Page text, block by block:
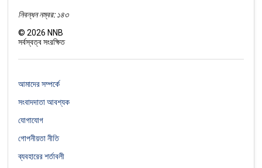
নিবন্ধন নম্বর: ১৪৩
©2026 NNB
সর্বস্বত্ব সংরক্ষিত
আমাদের সম্পর্কে
সংবাদদাতা আবশ্যক
যোগাযোগ
গোপনীয়তা নীতি
ব্যবহারের শর্তাবলী